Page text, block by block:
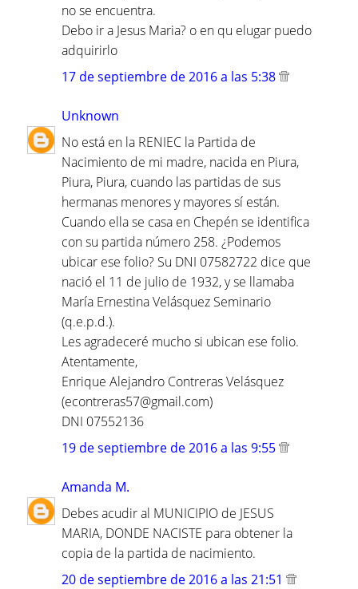
no se encuentra.
Debo ir a Jesus Maria? o en qu elugar puedo
adquirirlo
17 de septiembre de 2016 a las 5:38
Unknown
No está en la RENIEC la Partida de
Nacimiento de mi madre, nacida en Piura,
Piura, Piura, cuando las partidas de sus
hermanas menores y mayores sí están.
Cuando ella se casa en Chepén se identifica
con su partida número 258. ¿Podemos
ubicar ese folio? Su DNI 07582722 dice que
nació el 11 de julio de 1932, y se llamaba
María Ernestina Velásquez Seminario
(q.e.p.d.).
Les agradeceré mucho si ubican ese folio.
Atentamente,
Enrique Alejandro Contreras Velásquez
(econtreras57@gmail.com)
DNI 07552136
19 de septiembre de 2016 a las 9:55
Amanda M.
Debes acudir al MUNICIPIO de JESUS
MARIA, DONDE NACISTE para obtener la
copia de la partida de nacimiento.
20 de septiembre de 2016 a las 21:51